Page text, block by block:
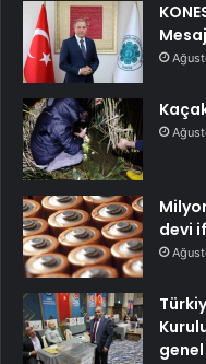
devi